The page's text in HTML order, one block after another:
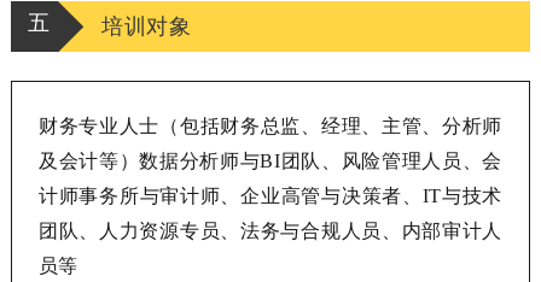
五 培训对象
财务专业人士（包括财务总监、经理、主管、分析师
及会计等）数据分析师与BI团队、风险管理人员、会
计师事务所与审计师、企业高管与决策者、IT与技术
团队、人力资源专员、法务与合规人员、内部审计人
员等